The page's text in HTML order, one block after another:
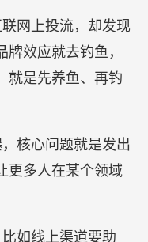
，应该如何触发客户更高
道当中让渠道形成高
交共振，让新品引爆。
没有领导品牌，所
细分领域或小赛